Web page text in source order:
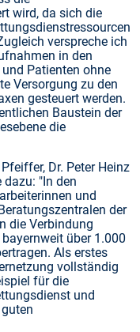
wird, da sich die
verspreche ich
in den
Patienten ohne
Versorgung zu den
gesteuert werden.
Baustein der
die
Dr. Peter Heinz
dazu: "In den
und
der
die Verbindung
über 1.000
Als erstes
vollständig
für die
und